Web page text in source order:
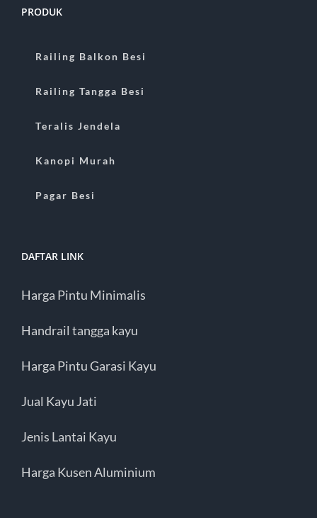
PRODUK
Railing Balkon Besi
Railing Tangga Besi
Teralis Jendela
Kanopi Murah
Pagar Besi
DAFTAR LINK
Harga Pintu Minimalis
Handrail tangga kayu
Harga Pintu Garasi Kayu
Jual Kayu Jati
Jenis Lantai Kayu
Harga Kusen Aluminium